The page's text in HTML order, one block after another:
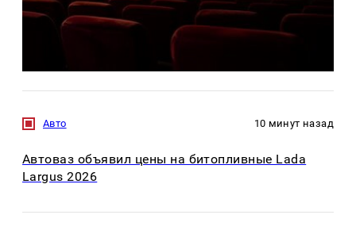
Авто 10 минут назад
Автоваз объявил цены на битопливные Lada
Largus 2026